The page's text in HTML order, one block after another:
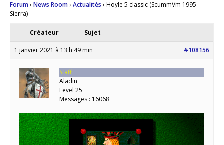
Forum› News Room› Actualités › Hoyle 5 classic (ScummVm 1995
Sierra)
Créateur Sujet
1 janvier 2021 à 13 h 49 min #108156
Staff
Aladin
Level 25
Messages : 16068